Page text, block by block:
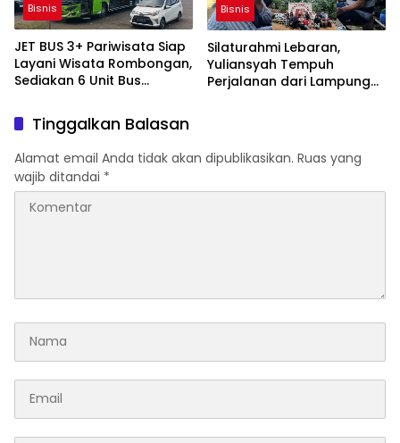
Bisnis
JET BUS 3+ Pariwisata Siap
Layani Wisata Rombongan,
Sediakan 6 Unit Bus
Bisnis
Silaturahmi Lebaran,
Yuliansyah Tempuh
Perjalanan dari Lampung
Tinggalkan Balasan
Alamat email Anda tidak akan dipublikasikan. Ruas yang
wajib ditandai *